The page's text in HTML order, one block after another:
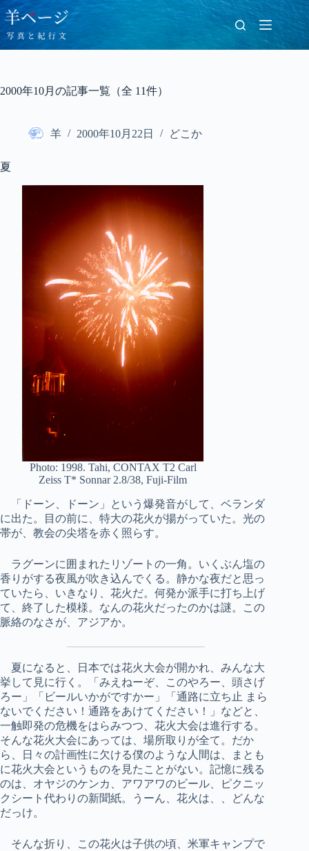
コ
ン
テ
ン
ス
2000年10月の記事一覧（全 11件）
羊 2000年10月22日 どこか
夏
Photo: 1998. Tahi, CONTAX T2 Carl
Zeiss T* Sonnar 2.8/38, Fuji-Film
「ドーン、ドーン」という爆発音がして、ベランダ
に出た。目の前に、特大の花火が揚がっていた。光の
帯が、教会の尖塔を赤く照らす。
ラグーンに囲まれたリゾートの一角。いくぶん塩の
香りがする夜風が吹き込んでくる。静かな夜だと思っ
ていたら、いきなり、花火だ。何発か派手に打ち上げ
て、終了した模様。なんの花火だったのかは謎。この
脈絡のなさが、アジアか。
夏になると、日本では花火大会が開かれ、みんな大
挙して見に行く。「みえねーぞ、このやろー、頭さげ
ろー」「ビールいかがですかー」「通路に立ち止 まら
ないでください！通路をあけてください！」などと、
一触即発の危機をはらみつつ、花火大会は進行する。
そんな花火大会にあっては、場所取りが全て。だか
ら、日々の計画性に欠ける僕のような人間は、まとも
に花火大会というものを見たことがない。記憶に残る
のは、オヤジのケンカ、アワアワのビール、ピクニッ
クシート代わりの新聞紙。うーん、花火は、、どんな
だっけ。
そんな折り、この花火は子供の頃、米軍キャンプで